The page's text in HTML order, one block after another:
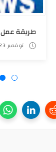
نوفمبر 23, 2024